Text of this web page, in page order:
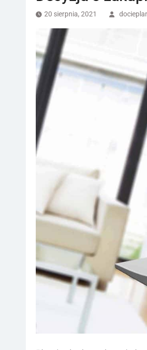
20 sierpnia, 2021